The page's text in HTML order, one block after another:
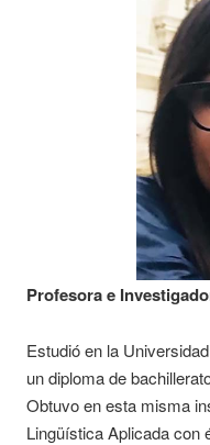
Profesora e
Estudió en la
un diploma de
Obtuvo en esta misma
Lingüística Aplicada con